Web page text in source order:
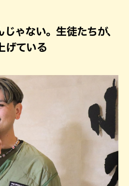
ゃない。生徒たちが、
げている